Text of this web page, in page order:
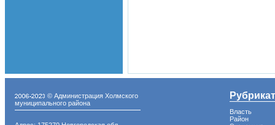
© Администрация Холмского
муниципального района
Власть
Район